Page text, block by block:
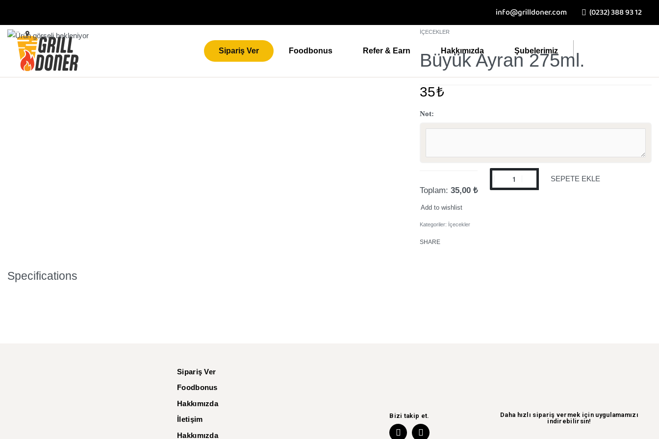
info@grilldoner.com (0232) 388 93 12
Sipariş Ver Foodbonus Refer & Earn Hakkımızda Şubelerimiz
İÇECEKLER
Büyük Ayran 275ml.
35₺
Not:
Toplam: 35,00 ₺
SEPETE EKLE
Add to wishlist
Kategoriler: İçecekler
SHARE
Specifications
Sipariş Ver
Foodbonus
Hakkımızda
İletişim
Hakkımızda
Bizi takip et.
Daha hızlı sipariş vermek için uygulamamızı
indirebilirsin!